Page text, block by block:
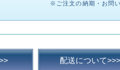
※ご注文の納期・お問
配送について>>>